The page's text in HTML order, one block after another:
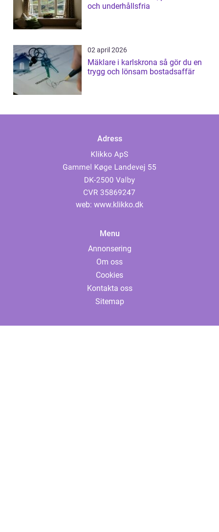
och underhållsfria
02 april 2026
Mäklare i karlskrona så gör du en
trygg och lönsam bostadsaffär
Adress
web: www.klikko.dk
Menu
Annonsering
Om oss
Cookies
Kontakta oss
Sitemap